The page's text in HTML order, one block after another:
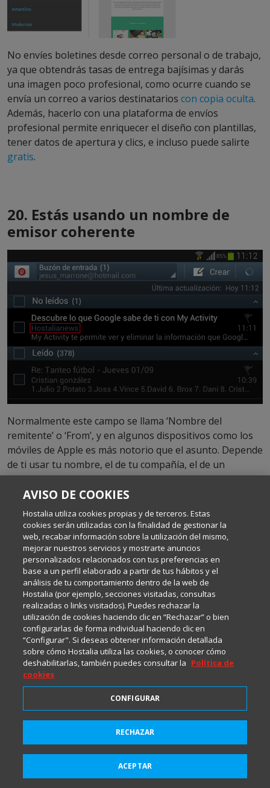
No envíes boletines desde correo personal o de trabajo,
ya que obtendrás tasas de entrega bajísimas y darás
una imagen poco profesional, como ocurre cuando se
envía un correo a varios destinatarios con copia oculta.
Además, hacerlo con una plataforma de envíos
profesional permite enriquecer el diseño con plantillas,
tener datos de apertura y clics, e incluso puede salirte
gratis.
20. Estás usando un nombre de
emisor coherente
Normalmente este campo se llama ‘Nombre del
remitente’ o ‘From’, y en algunos dispositivos como los
móviles de Apple es más notorio que el asunto. Depende
de ti usar tu nombre, el de tu compañía, el de un
producto o departamento, pero debe ser reconocible
para que los usuarios reconozcan desde el principio
quién les escribe.
¿Añadirías algún punto más a post deHostalia?
POST RELACIONADOS
para mantenerte a la última
Suscribirme
AVISO DE COOKIES
Hostalia utiliza cookies propias y de terceros. Estas
cookies serán utilizadas con la finalidad de gestionar la
web, recabar información sobre la utilización del mismo,
mejorar nuestros servicios y mostrarte anuncios
personalizados relacionados con tus preferencias en
base a un perfil elaborado a partir de tus hábitos y el
análisis de tu comportamiento dentro de la web de
Hostalia (por ejemplo, secciones visitadas, consultas
realizadas o links visitados). Puedes rechazar la
utilización de cookies haciendo clic en “Rechazar” o bien
configurarlas de forma individual haciendo clic en
“Configurar". Si deseas obtener información detallada
sobre cómo Hostalia utiliza las cookies, o conocer cómo
deshabilitarlas, también puedes consultar la Política de
cookies
CONFIGURAR
RECHAZAR
ACEPTAR